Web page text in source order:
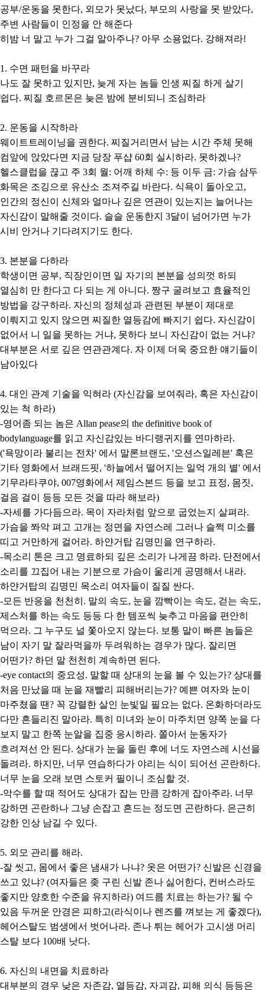
공부/운동을 못한다, 외모가 못났다, 부모의 사랑을 못 받았다,
주변 사람들이 인정을 안 해준다
히밤 너 말고 누가 그걸 알아주나? 아무 소용없다. 강해져라!
1. 수면 패턴을 바꾸라
나도 잘 못하고 있지만, 늦게 자는 놈들 인생 찌질 하게 살기
쉽다. 찌질 호르몬은 늦은 밤에 분비되니 조심하라
2. 운동을 시작하라
웨이트트레이닝을 권한다. 찌질거리면서 남는 시간 주체 못해
컴앞에 앉았다면 지금 당장 푸샵 60회 실시하라. 못하겠나?
헬스클럽을 끊고 주 3회 월: 어깨 하체 수: 등 이두 금: 가슴 삼두
화목은 조깅으로 유산소 조져주길 바란다. 식욕이 돌아오고,
인간의 정신이 신체와 얼마나 깊은 연관이 있는지는 늘어나는
자신감이 말해줄 것이다. 슬슬 운동한지 3달이 넘어가면 누가
시비 안거나 기다려지기도 한다.
3. 본분을 다하라
학생이면 공부, 직장인이면 일 자기의 본분을 성의껏 하되
열심히 만 한다고 다 되는 게 아니다. 짱구 굴려보고 효율적인
방법을 강구하라. 자신의 정체성과 관련된 부분이 제대로
이뤄지고 있지 않으면 찌질한 열등감에 빠지기 쉽다. 자신감이
없어서 니 일을 못하는 거냐, 못하다 보니 자신감이 없는 거냐?
대부분은 서로 깊은 연관관계다. 자 이제 더욱 중요한 얘기들이
남아있다
4. 대인 관계 기술을 익혀라 (자신감을 보여줘라, 혹은 자신감이
있는 척 하라)
-영어좀 되는 놈은 Allan pease의 the definitive book of
bodylanguage를 읽고 자신감있는 바디랭귀지를 연마하라.
('욕망이라 불리는 전차' 에서 말론브랜도, '오션스일레븐' 혹은
기타 영화에서 브래드핏, '하늘에서 떨어지는 일억 개의 별' 에서
기무라타쿠야, 007영화에서 제임스본드 등을 보고 표정, 몸짓,
걸음 걸이 등등 모든 것을 따라 해보라)
-자세를 가다듬으라. 목이 자라처럼 앞으로 굽었는지 살펴라.
가슴을 쫘악 펴고 고개는 정면을 자연스레 그러나 슬쩍 미소를
띠고 거만하게 걸어라. 하얀거탑 김명민을 연구하라.
-목소리 톤은 크고 명료하되 깊은 소리가 나게끔 하라. 단전에서
소리를 끄집어 내는 기분으로 가슴이 울리게 공명해서 내라.
하얀거탑의 김명민 목소리 여자들이 질질 싼다.
-모든 반응을 천천히. 말의 속도, 눈을 깜빡이는 속도, 걷는 속도,
제스처를 하는 속도 등등 다 한 템포씩 늦추고 마음을 편안히
먹으라. 그 누구도 널 쫓아오지 않는다. 보통 말이 빠른 놈들은
남이 자기 말 잘라먹을까 두려워하는 경우가 많다. 잘리면
어떤가? 하던 말 천천히 계속하면 된다.
-eye contact의 중요성. 말할 때 상대의 눈을 볼 수 있는가? 상대를
처음 만났을 때 눈을 재빨리 피해버리는가? 예쁜 여자와 눈이
마주쳤을 땐? 꼭 강렬한 살인 눈빛일 필요는 없다. 온화하더라도
다만 흔들리진 말아라. 특히 미녀와 눈이 마주치면 양쪽 눈을 다
보지 말고 한쪽 눈알을 집중 응시하라. 쫄아서 눈동자가
흐려져선 안 된다. 상대가 눈을 돌린 후에 너도 자연스레 시선을
돌려라. 하지만, 너무 연습하다가 야리는 식이 되어선 곤란하다.
너무 눈을 오래 보면 스토커 필이니 조심할 것.
-악수를 할 때 적어도 상대가 잡는 만큼 강하게 잡아주라. 너무
강하면 곤란하나 그냥 손잡고 흔드는 정도면 곤란하다. 은근히
강한 인상 남길 수 있다.
5. 외모 관리를 해라.
-잘 씻고, 몸에서 좋은 냄새가 나냐? 옷은 어떤가? 신발은 신경을
쓰고 있냐? (여자들은 좆 구린 신발 존나 싫어한다, 컨버스라도
좋지만 양호한 수준을 유지하라) 여드름 치료는 하는가? 될 수
있음 두꺼운 안경은 피하고(라식이나 렌즈를 껴보는 게 좋겠다),
헤어스탈도 범생에서 벗어나라. 존나 튀는 헤어가 고시생 머리
스탈 보다 100배 낫다.
6. 자신의 내면을 치료하라
대부분의 경우 낮은 자존감, 열등감, 자괴감, 피해 의식 등등은